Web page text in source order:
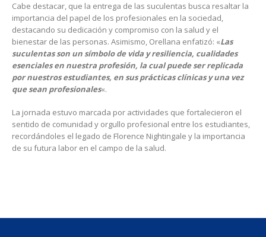
Cabe destacar, que la entrega de las suculentas busca resaltar la
importancia del papel de los profesionales en la sociedad,
destacando su dedicación y compromiso con la salud y el
bienestar de las personas. Asimismo, Orellana enfatizó: «Las
suculentas son un símbolo de vida y resiliencia, cualidades
esenciales en nuestra profesión, la cual puede ser replicada
por nuestros estudiantes, en sus prácticas clínicas y una vez
que sean profesionales«.
La jornada estuvo marcada por actividades que fortalecieron el
sentido de comunidad y orgullo profesional entre los estudiantes,
recordándoles el legado de Florence Nightingale y la importancia
de su futura labor en el campo de la salud.